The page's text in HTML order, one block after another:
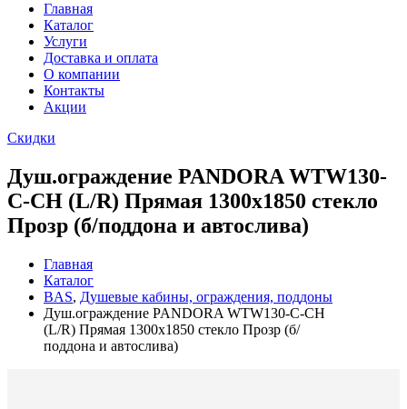
Главная
Каталог
Услуги
Доставка и оплата
О компании
Контакты
Акции
Скидки
Душ.ограждение PANDORA WTW130-
C-CH (L/R) Прямая 1300х1850 стекло
Прозр (б/поддона и автослива)
Главная
Каталог
BAS, Душевые кабины, ограждения, поддоны
Душ.ограждение PANDORA WTW130-C-CH
(L/R) Прямая 1300х1850 стекло Прозр (б/
поддона и автослива)